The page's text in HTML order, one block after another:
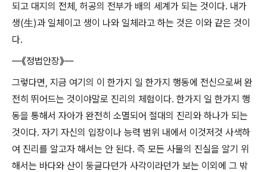
되고 대지의 전체, 허공의 전부가 배의 세계가 되는 것이다. 내가
생(生)과 일체이고 생이 나와 일체라고 하는 것은 이와 같은 것이
다.
―《정법안장》―
그렇다면, 지금 여기의 이 한가지 일 한가지 행동에 전신으로써 완
전히 뛰어드는 것이야말로 진리의 체험이다. 한가지 일 한가지 행
동을 통해서 자아가 완전히 소멸되어 절대의 진리와 하나가 되는
것이다. 자기 자신의 입장이나 능력 범위 내에서 이것저것 사색하
여 진리를 알고자 해서는 안 된다. 즉 모든 사물의 진실을 알기 위
해서는 바다와 산이 둥글다던가 사각이라던가 보는 이외에 그 밖